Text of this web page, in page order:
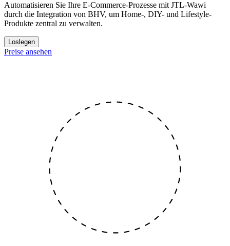
Automatisieren Sie Ihre E-Commerce-Prozesse mit JTL-Wawi
durch die Integration von BHV, um Home-, DIY- und Lifestyle-
Produkte zentral zu verwalten.
Loslegen
Preise ansehen